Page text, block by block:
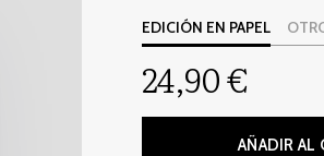
EDICIÓN EN PAPEL
24,90 €
AÑADIR AL